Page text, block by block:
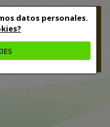
datos personales.